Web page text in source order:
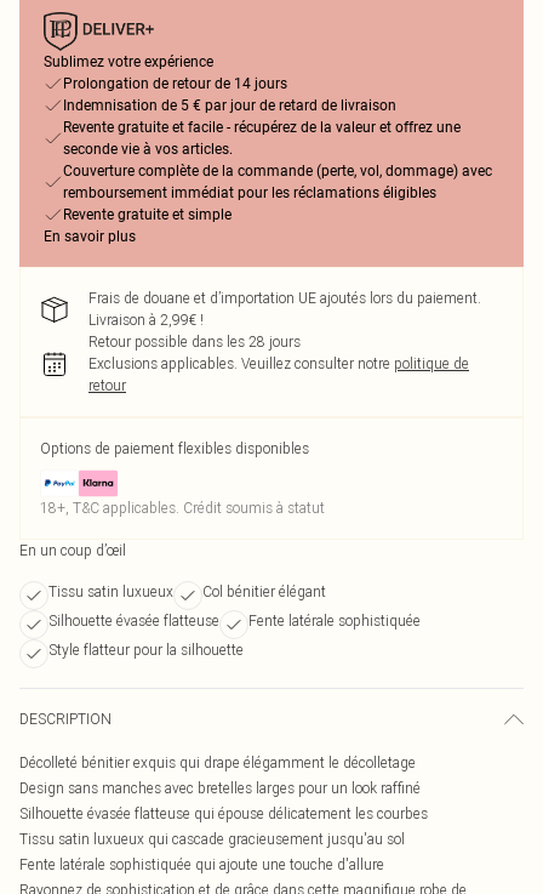
Sublimez votre expérience
Prolongation de retour de 14 jours
Indemnisation de 5 € par jour de retard de livraison
Revente gratuite et facile - récupérez de la valeur et offrez une
seconde vie à vos articles.
Couverture complète de la commande (perte, vol, dommage) avec
remboursement immédiat pour les réclamations éligibles
Revente gratuite et simple
En savoir plus
Frais de douane et d’importation UE ajoutés lors du paiement.
Livraison à 2,99€ !
Retour possible dans les 28 jours
Exclusions applicables. Veuillez consulter notre politique de
retour
Options de paiement flexibles disponibles
18+, T&C applicables. Crédit soumis à statut
En un coup d’œil
Tissu satin luxueux
Col bénitier élégant
Silhouette évasée flatteuse
Fente latérale sophistiquée
Style flatteur pour la silhouette
DESCRIPTION
Décolleté bénitier exquis qui drape élégamment le décolletage
Design sans manches avec bretelles larges pour un look raffiné
Silhouette évasée flatteuse qui épouse délicatement les courbes
Tissu satin luxueux qui cascade gracieusement jusqu'au sol
Fente latérale sophistiquée qui ajoute une touche d'allure
Rayonnez de sophistication et de grâce dans cette magnifique robe de